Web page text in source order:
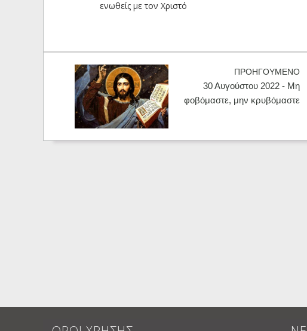
ενωθείς με τον Χριστό
ΠΡΟΗΓΟΥΜΕΝΟ
30 Αυγούστου 2022 - Μη
φοβόμαστε, μην κρυβόμαστε